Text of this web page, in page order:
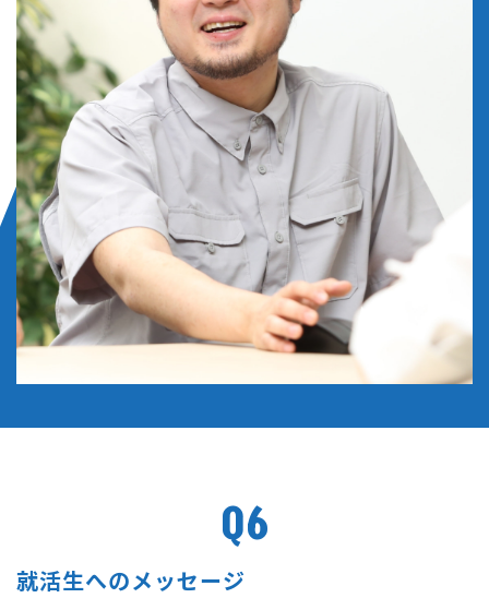
Q6
就活生へのメッセージ